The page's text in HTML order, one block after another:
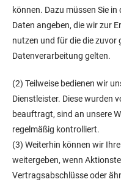
können. Dazu müssen Sie
Daten angeben, die wir zur
nutzen und für die die
Datenverarbeitung gelten.
(2) Teilweise bedienen wir
Dienstleister. Diese wurden
beauftragt, sind an unsere
regelmäßig kontrolliert.
(3) Weiterhin können wir
weitergeben, wenn
Vertragsabschlüsse oder